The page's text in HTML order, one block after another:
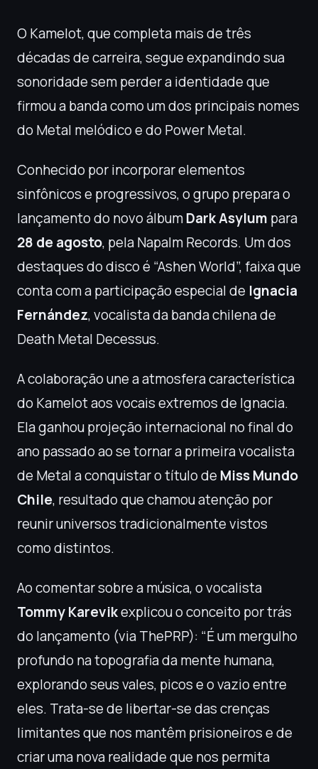
O Kamelot, que completa mais de três
décadas de carreira, segue expandindo sua
sonoridade sem perder a identidade que
firmou a banda como um dos principais nomes
do Metal melódico e do Power Metal.
Conhecido por incorporar elementos
sinfônicos e progressivos, o grupo prepara o
lançamento do novo álbumDark Asylum para
28 de agosto, pela Napalm Records. Um dos
destaques do disco é “Ashen World”, faixa que
conta com a participação especial de Ignacia
Fernández, vocalista da banda chilena de
Death Metal Decessus.
A colaboração une a atmosfera característica
do Kamelot aos vocais extremos de Ignacia.
Ela ganhou projeção internacional no final do
ano passado ao se tornar a primeira vocalista
de Metal a conquistar o título de Miss Mundo
Chile, resultado que chamou atenção por
reunir universos tradicionalmente vistos
como distintos.
Ao comentar sobre a música, o vocalista
Tommy Karevikexplicou o conceito por trás
do lançamento (via ThePRP): “É um mergulho
profundo na topografia da mente humana,
explorando seus vales, picos e o vazio entre
eles. Trata-se de libertar-se das crenças
limitantes que nos mantêm prisioneiros e de
criar uma nova realidade que nos permita